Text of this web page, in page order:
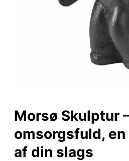
Morsø Skulptur
omsorgsfuld,
af din slags